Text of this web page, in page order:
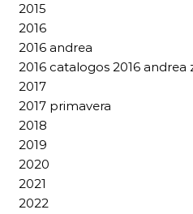
2015
2016
2016 andrea
2016 catalogos 2016 andrea
2017
2017 primavera
2018
2019
2020
2021
2022